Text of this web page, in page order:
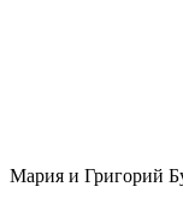
Мария и Григорий